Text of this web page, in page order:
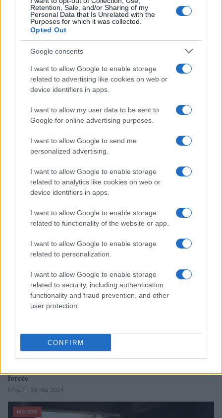
Retention, Sale, and/or Sharing of my
Personal Data that Is Unrelated with the
Purposes for which it was collected.
Opted Out
Google consents
I want to allow Google to enable storage
related to advertising like cookies on web or
device identifiers in apps.
I want to allow my user data to be sent to
Google for online advertising purposes.
I want to allow Google to send me
personalized advertising.
I want to allow Google to enable storage
related to analytics like cookies on web or
device identifiers in apps.
I want to allow Google to enable storage
related to functionality of the website or app.
I want to allow Google to enable storage
related to personalization.
I want to allow Google to enable storage
related to security, including authentication
functionality and fraud prevention, and other
user protection.
CONFIRM
À lire aussi
MONDE
forcée
Infos.fr · 24 Mai 2024
MONDE